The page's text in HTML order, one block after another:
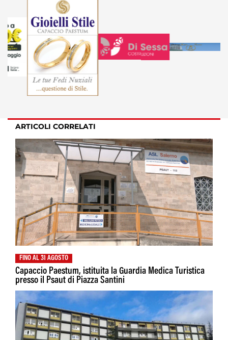
ARTICOLI CORRELATI
FINO AL 31 AGOSTO
Capaccio Paestum, istituita la Guardia Medica Turistica
presso il Psaut di Piazza Santini